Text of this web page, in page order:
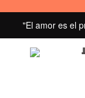
"El amor es el
MI